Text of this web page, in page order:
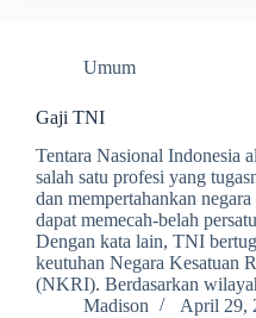
Umum
Gaji TNI
Tentara Nasional Indonesia
salah satu profesi yang
dan mempertahankan
dapat memecah-belah
Dengan kata lain, TNI
keutuhan Negara Kesatuan
(NKRI). Berdasarkan
Madison
April 29,